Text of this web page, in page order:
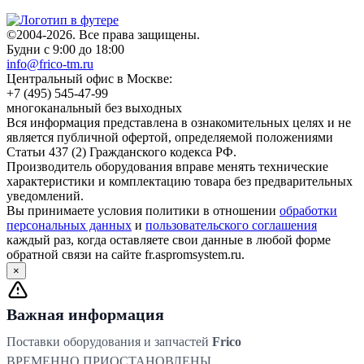
©2004-2026. Все права защищены.
Будни с 9:00 до 18:00
info@frico-tm.ru
Центральный офис в Москве:
+7 (495) 545-47-99
многоканальный без выходных
Вся информация представлена в ознакомительных целях и не
является публичной офертой, определяемой положениями
Статьи 437 (2) Гражданского кодекса РФ.
Производитель оборудования вправе менять технические
характеристики и комплектацию товара без предварительных
уведомлений.
Вы принимаете условия политики в отношении обработки
персональных данных и пользовательского соглашения
каждый раз, когда оставляете свои данные в любой форме
обратной связи на сайте fr.aspromsystem.ru.
×
Важная информация
Поставки оборудования и запчастей Frico
ВРЕМЕННО ПРИОСТАНОВЛЕНЫ